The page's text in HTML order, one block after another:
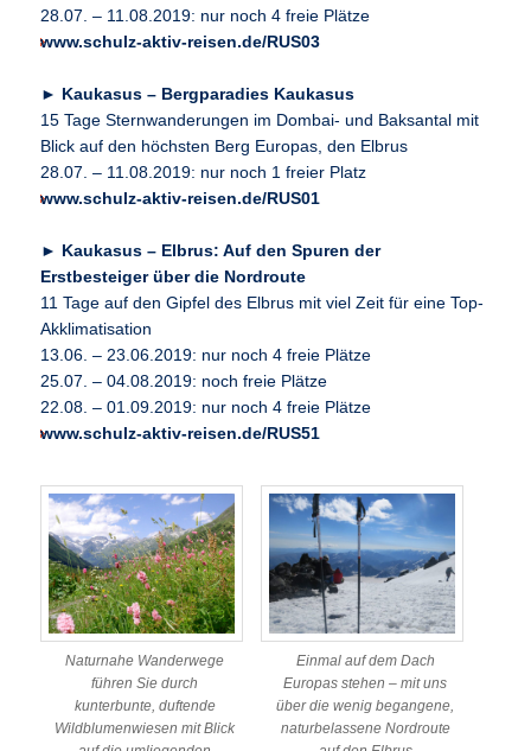
28.07. – 11.08.2019: nur noch 4 freie Plätze
www.schulz-aktiv-reisen.de/RUS03
►
Kaukasus – Bergparadies Kaukasus
15 Tage Sternwanderungen im Dombai- und Baksantal mit
Blick auf den höchsten Berg Europas, den Elbrus
28.07. – 11.08.2019: nur noch 1 freier Platz
www.schulz-aktiv-reisen.de/RUS01
►
Kaukasus – Elbrus: Auf den Spuren der
Erstbesteiger über die Nordroute
11 Tage auf den Gipfel des Elbrus mit viel Zeit für eine Top-
Akklimatisation
13.06. – 23.06.2019: nur noch 4 freie Plätze
25.07. – 04.08.2019: noch freie Plätze
22.08. – 01.09.2019: nur noch 4 freie Plätze
www.schulz-aktiv-reisen.de/RUS51
Naturnahe Wanderwege
führen Sie durch
kunterbunte, duftende
Wildblumenwiesen mit Blick
Einmal auf dem Dach
Europas stehen – mit uns
über die wenig begangene,
naturbelassene Nordroute